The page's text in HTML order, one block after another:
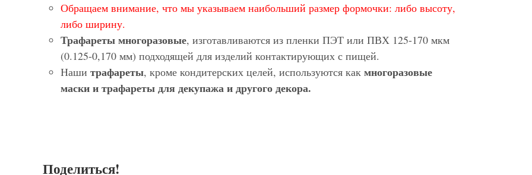
Обращаем внимание, что мы указываем наибольший размер формочки: либо высоту,
либо ширину.
Трафареты многоразовые, изготавливаются из пленки ПЭТ или ПВХ 125-170 мкм
(0.125-0,170 мм) подходящей для изделий контактирующих с пищей.
Наши трафареты, кроме кондитерских целей, используются как многоразовые
маски и трафареты для декупажа и другого декора.
Поделиться!